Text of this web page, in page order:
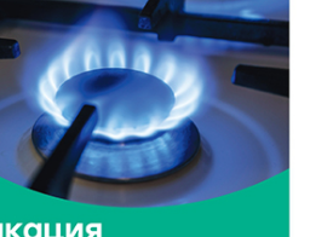
99
представят Тверскую
марафоне «Земля
215
и детсады Зубцова к 1